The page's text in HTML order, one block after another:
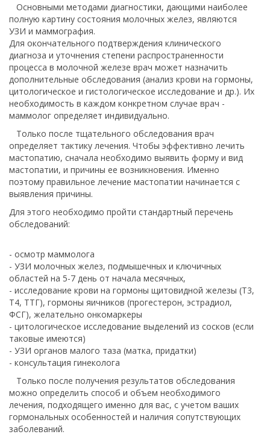
Основными методами диагностики, дающими наиболее
полную картину состояния молочных желез, являются
УЗИ и маммография.
Для окончательного подтверждения клинического
диагноза и уточнения степени распространенности
процесса в молочной железе врач может назначить
дополнительные обследования (анализ крови на гормоны,
цитологическое и гистологическое исследование и др.). Их
необходимость в каждом конкретном случае врач -
маммолог определяет индивидуально.
Только после тщательного обследования врач
определяет тактику лечения. Чтобы эффективно лечить
мастопатию, сначала необходимо выявить форму и вид
мастопатии, и причины ее возникновения. Именно
поэтому правильное лечение мастопатии начинается с
выявления причины.
Для этого необходимо пройти стандартный перечень
обследований:
- осмотр маммолога
- УЗИ молочных желез, подмышечных и ключичных
областей на 5-7 день от начала месячных,
- исследование крови на гормоны щитовидной железы (Т3,
Т4, ТТГ), гормоны яичников (прогестерон, эстрадиол,
ФСГ), желательно онкомаркеры
- цитологическое исследование выделений из сосков (если
таковые имеются)
- УЗИ органов малого таза (матка, придатки)
- консультация гинеколога
Только после получения результатов обследования
можно определить способ и объем необходимого
лечения, подходящего именно для вас, с учетом ваших
гормональных особенностей и наличия сопутствующих
заболеваний.